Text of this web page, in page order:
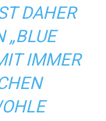
DAHER
„BLUE
IMMER